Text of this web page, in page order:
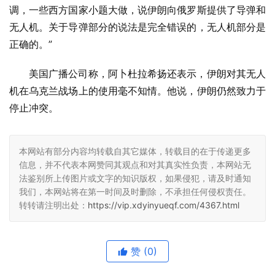
调，一些西方国家小题大做，说伊朗向俄罗斯提供了导弹和
无人机。关于导弹部分的说法是完全错误的，无人机部分是
正确的。”
美国广播公司称，阿卜杜拉希扬还表示，伊朗对其无人
机在乌克兰战场上的使用毫不知情。他说，伊朗仍然致力于
停止冲突。
本网站有部分内容均转载自其它媒体，转载目的在于传递更多
信息，并不代表本网赞同其观点和对其真实性负责，本网站无
法鉴别所上传图片或文字的知识版权，如果侵犯，请及时通知
我们，本网站将在第一时间及时删除，不承担任何侵权责任。
转转请注明出处： https://vip.xdyinyueqf.com/4367.html
赞 (0)